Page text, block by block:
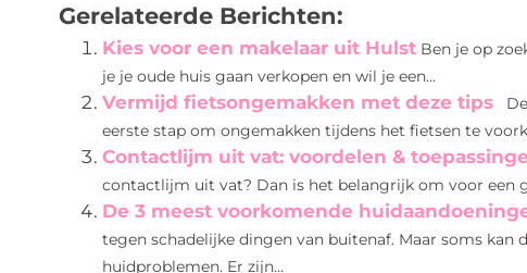
Gerelateerde Berichten:
Kies voor een makelaar uit Hulst Ben je op
je je oude huis gaan verkopen en wil je een...
Vermijd fietsongemakken met deze tips
eerste stap om ongemakken tijdens het fietsen te
Contactlijm uit vat: voordelen &
contactlijm uit vat? Dan is het belangrijk om voor een
De 3 meest voorkomende
tegen schadelijke dingen van buitenaf. Maar soms kan
huidproblemen. Er zijn...